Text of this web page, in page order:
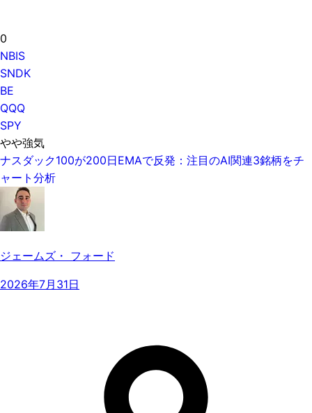
0
NBIS
SNDK
BE
QQQ
SPY
やや強気
ナスダック100が200日EMAで反発：注目のAI関連3銘柄をチ
ャート分析
ジェームズ・ フォード
2026年7月31日